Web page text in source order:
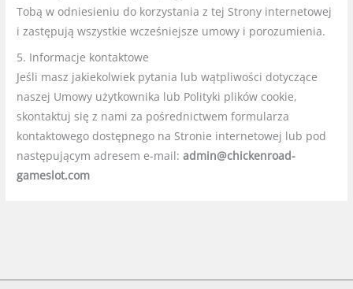
Tobą w odniesieniu do korzystania z tej Strony internetowej
i zastępują wszystkie wcześniejsze umowy i porozumienia.
5. Informacje kontaktowe
Jeśli masz jakiekolwiek pytania lub wątpliwości dotyczące
naszej Umowy użytkownika lub Polityki plików cookie,
skontaktuj się z nami za pośrednictwem formularza
kontaktowego dostępnego na Stronie internetowej lub pod
następującym adresem e-mail:admin@chickenroad-
gameslot.com